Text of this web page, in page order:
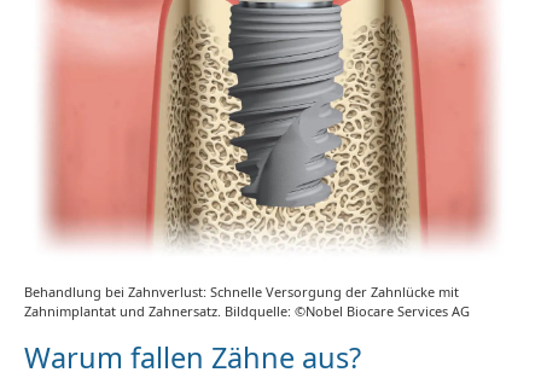
Behandlung bei Zahnverlust: Schnelle Versorgung der Zahnlücke mit
Zahnimplantat und Zahnersatz. Bildquelle: ©Nobel Biocare Services AG
Warum fallen Zähne aus?